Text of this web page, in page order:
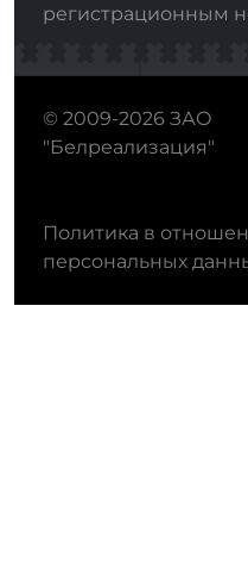
регистрационным
© 2009-2026 ЗАО
"Белреализация"
Политика в
персональных